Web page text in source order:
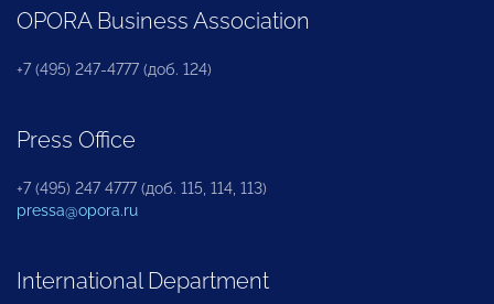
OPORA Business Association
+7 (495) 247-4777 (доб. 124)
Press Office
+7 (495) 247 4777 (доб. 115, 114, 113)
pressa@opora.ru
International Department